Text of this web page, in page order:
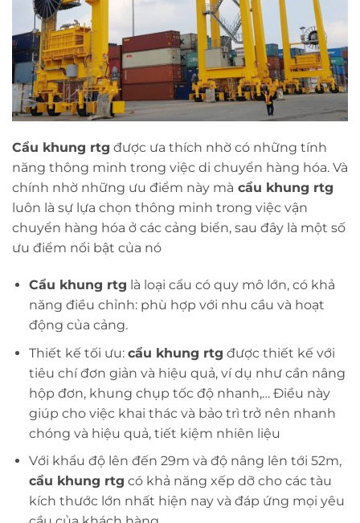
Cẩu khung rtg được ưa thích nhờ có những tính
năng thông minh trong việc di chuyển hàng hóa. Và
chính nhờ những ưu điểm này mà cẩu khung rtg
luôn là sự lựa chọn thông minh trong việc vận
chuyển hàng hóa ở các cảng biển, sau đây là một số
ưu điểm nổi bật của nó
Cẩu khung rtg là loại cẩu có quy mô lớn, có khả
năng điều chỉnh: phù hợp với nhu cầu và hoạt
động của cảng.
Thiết kế tối ưu: cẩu khung rtg được thiết kế với
tiêu chí đơn giản và hiệu quả, ví dụ như cần nâng
hộp đơn, khung chụp tốc độ nhanh,… Điều này
giúp cho việc khai thác và bảo trì trở nên nhanh
chóng và hiệu quả, tiết kiệm nhiên liệu
Với khẩu độ lên đến 29m và độ nâng lên tới 52m,
cẩu khung rtg có khả năng xếp dỡ cho các tàu
kích thước lớn nhất hiện nay và đáp ứng mọi yêu